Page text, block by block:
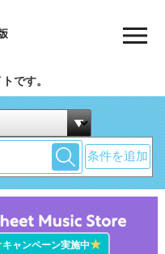
です。
条件を追加
キャンペーン実施中★